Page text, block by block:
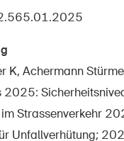
K, Achermann
2025:
Strassenverkehr
Unfallverhütung;